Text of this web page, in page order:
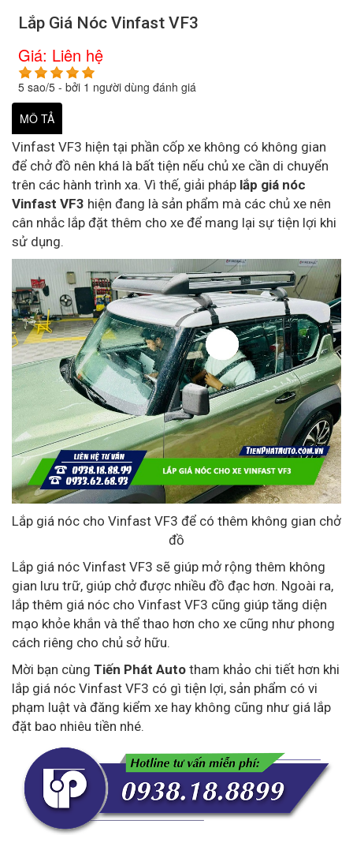
Lắp Giá Nóc Vinfast VF3
Giá: Liên hệ
5 sao/5 - bởi 1 người dùng đánh giá
MÔ TẢ
Vinfast VF3 hiện tại phần cốp xe không có không gian
để chở đồ nên khá là bất tiện nếu chủ xe cần di chuyển
trên các hành trình xa. Vì thế, giải pháp lắp giá nóc
Vinfast VF3 hiện đang là sản phẩm mà các chủ xe nên
cân nhắc lắp đặt thêm cho xe để mang lại sự tiện lợi khi
sử dụng.
Lắp giá nóc cho Vinfast VF3 để có thêm không gian chở
đồ
Lắp giá nóc Vinfast VF3 sẽ giúp mở rộng thêm không
gian lưu trữ, giúp chở được nhiều đồ đạc hơn. Ngoài ra,
lắp thêm giá nóc cho Vinfast VF3 cũng giúp tăng diện
mạo khỏe khắn và thể thao hơn cho xe cũng như phong
cách riêng cho chủ sở hữu.
Mời bạn cùng Tiến Phát Auto tham khảo chi tiết hơn khi
lắp giá nóc Vinfast VF3 có gì tiện lợi, sản phẩm có vi
phạm luật và đăng kiểm xe hay không cũng như giá lắp
đặt bao nhiêu tiền nhé.